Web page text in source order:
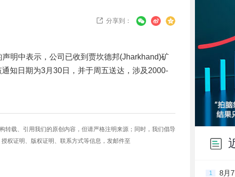
 分享到：
明中表示，公司已收到贾坎德邦(Jharkhand)矿
知日期为3月30日，并于周五送达，涉及2000-
转载、引用我们的原创内容，但请严格注明来源；同时，我们倡导
权证明、版权证明、联系方式等信息，发邮件至
1